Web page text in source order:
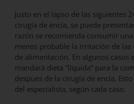
Justo en el lapso de las siguientes
cirugía de encía, se puede
razón se recomienda consumir una
menos probable la irritación de las
de alimentación. En algunos casos
mandará dieta “líquida” para la
después de la cirugía de encía.
del especialista, según cada caso.